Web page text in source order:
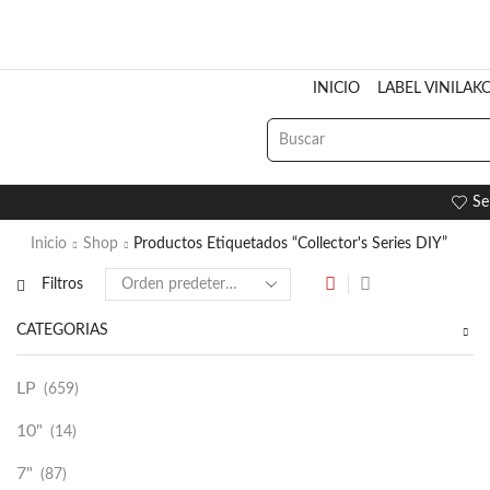
INICIO LABEL
Inicio Shop Productos Etiquetados “Collector's Series DIY”
Filtros
CATEGORÍAS
LP (659)
10" (14)
7" (87)